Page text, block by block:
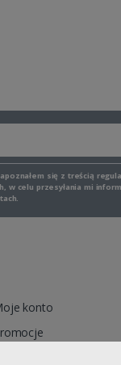
się z treścią
w celu przesyłania mi
konto